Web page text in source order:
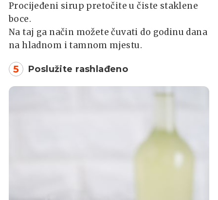
Procijeđeni sirup pretočite u čiste staklene
boce.
Na taj ga način možete čuvati do godinu dana
na hladnom i tamnom mjestu.
5 Poslužite rashlađeno